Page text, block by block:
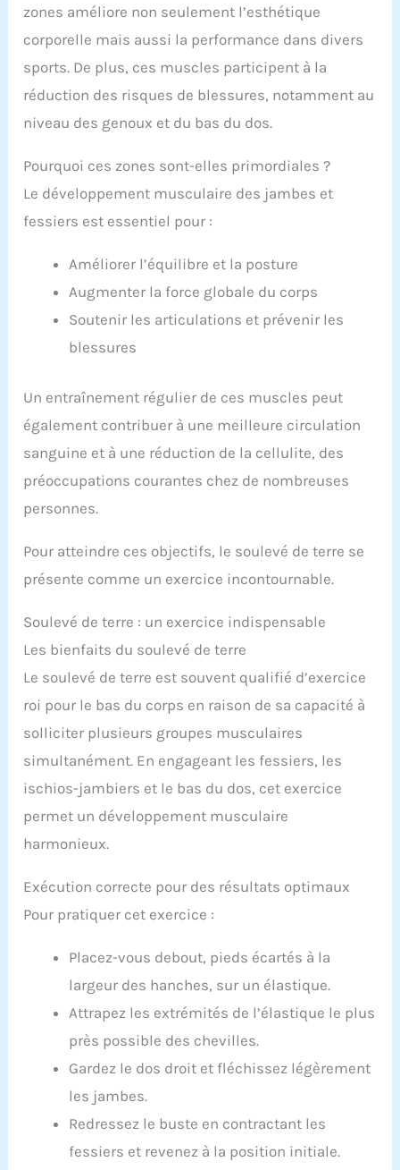
zones améliore non seulement l’esthétique
corporelle mais aussi la performance dans divers
sports. De plus, ces muscles participent à la
réduction des risques de blessures, notamment au
niveau des genoux et du bas du dos.
Pourquoi ces zones sont-elles primordiales ?
Le développement musculaire des jambes et
fessiers est essentiel pour :
Améliorer l’équilibre et la posture
Augmenter la force globale du corps
Soutenir les articulations et prévenir les
blessures
Un entraînement régulier de ces muscles peut
également contribuer à une meilleure circulation
sanguine et à une réduction de la cellulite, des
préoccupations courantes chez de nombreuses
personnes.
Pour atteindre ces objectifs, le soulevé de terre se
présente comme un exercice incontournable.
Soulevé de terre : un exercice indispensable
Les bienfaits du soulevé de terre
Le soulevé de terre est souvent qualifié d’exercice
roi pour le bas du corps en raison de sa capacité à
solliciter plusieurs groupes musculaires
simultanément. En engageant les fessiers, les
ischios-jambiers et le bas du dos, cet exercice
permet un développement musculaire
harmonieux.
Exécution correcte pour des résultats optimaux
Pour pratiquer cet exercice :
Placez-vous debout, pieds écartés à la
largeur des hanches, sur un élastique.
Attrapez les extrémités de l’élastique le plus
près possible des chevilles.
Gardez le dos droit et fléchissez légèrement
les jambes.
Redressez le buste en contractant les
fessiers et revenez à la position initiale.